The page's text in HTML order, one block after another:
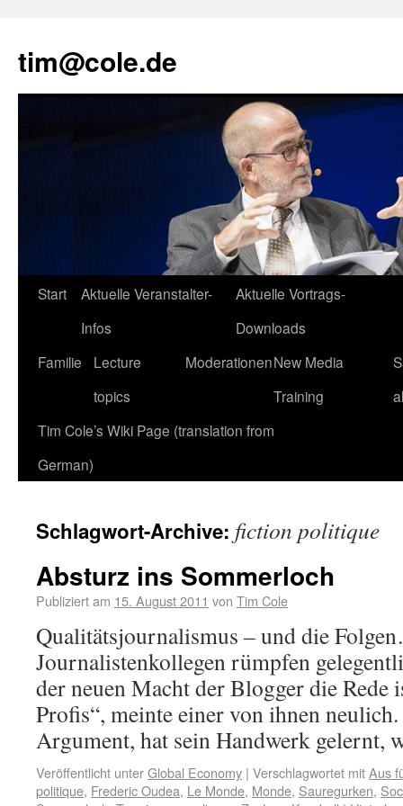
tim@cole.de
Start
Aktuelle Veranstalter-
Infos
Aktuelle Vortrags-
Downloads
Familie
Lecture
topics
ModerationenNew Media
Training
Tim Cole’s Wiki Page (translation from
German)
Schlagwort-Archive: fiction politique
Absturz ins Sommerloch
Publiziert am 15. August 2011 von Tim Cole
Qualitätsjournalismus – und die
Journalistenkollegen rümpfen
der neuen Macht der Blogger die Rede
Profis“, meinte einer von ihnen
Argument, hat sein Handwerk
Veröffentlicht unterGlobal Economy | Verschlagwortet mitAus
politique, Frederic Oudea, Le Monde, Monde, Sauregurken,